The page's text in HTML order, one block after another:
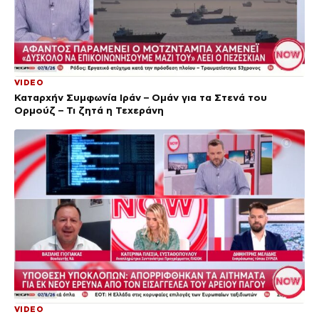
VIDEO
Καταρχήν Συμφωνία Ιράν – Ομάν για τα Στενά του
Ορμούζ – Τι ζητά η Τεχεράνη
VIDEO